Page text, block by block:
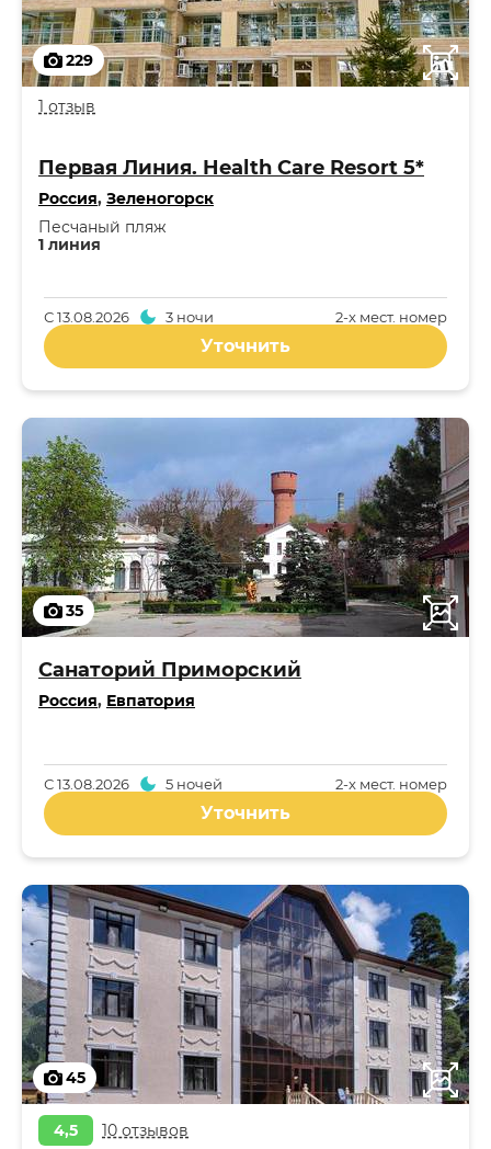
229
1 отзыв
Первая Линия. Health Care Resort 5*
Россия, Зеленогорск
1 линия
Песчаный пляж
2-x мест. номер
С13.08.2026 3 ночи
Уточнить
35
Санаторий Приморский
Россия, Евпатория
2-x мест. номер
С13.08.2026 5 ночей
Уточнить
45
4,5 10 отзывов